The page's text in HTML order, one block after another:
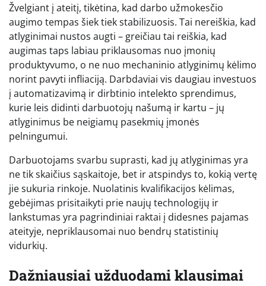
Žvelgiant į ateitį, tikėtina, kad darbo užmokesčio
augimo tempas šiek tiek stabilizuosis. Tai nereiškia, kad
atlyginimai nustos augti – greičiau tai reiškia, kad
augimas taps labiau priklausomas nuo įmonių
produktyvumo, o ne nuo mechaninio atlyginimų kėlimo
norint pavyti infliaciją. Darbdaviai vis daugiau investuos
į automatizavimą ir dirbtinio intelekto sprendimus,
kurie leis didinti darbuotojų našumą ir kartu – jų
atlyginimus be neigiamų pasekmių įmonės
pelningumui.
Darbuotojams svarbu suprasti, kad jų atlyginimas yra
ne tik skaičius sąskaitoje, bet ir atspindys to, kokią vertę
jie sukuria rinkoje. Nuolatinis kvalifikacijos kėlimas,
gebėjimas prisitaikyti prie naujų technologijų ir
lankstumas yra pagrindiniai raktai į didesnes pajamas
ateityje, nepriklausomai nuo bendrų statistinių
vidurkių.
Dažniausiai užduodami klausimai